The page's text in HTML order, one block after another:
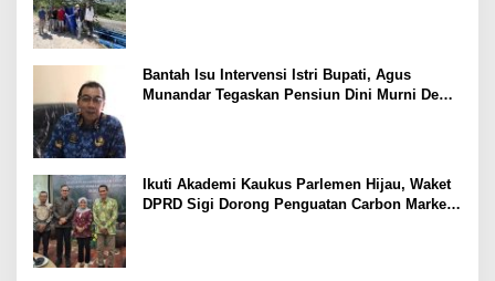
Bantah Isu Intervensi Istri Bupati, Agus
Munandar Tegaskan Pensiun Dini Murni Demi
Ikuti Akademi Kaukus Parlemen Hijau, Waket
DPRD Sigi Dorong Penguatan Carbon Market